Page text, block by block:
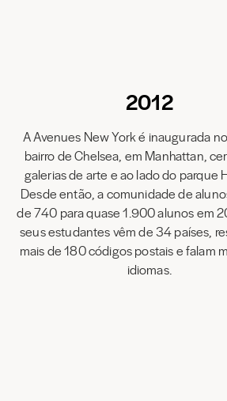
2012
A Avenues New York é inaugurada
bairro de Chelsea, em Manhattan,
galerias de arte e ao lado do parque
Desde então, a comunidade de
de 740 para quase 1.900 alunos em
seus estudantes vêm de 34 países,
mais de 180 códigos postais e falam
idiomas.